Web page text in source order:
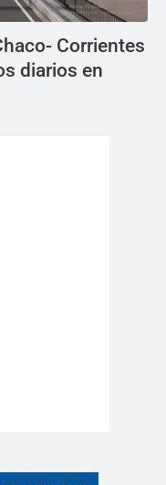
Corrientes
diarios en